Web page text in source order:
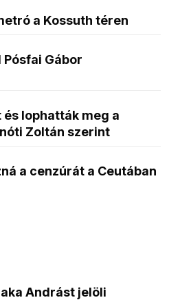
a Kossuth téren
Gábor
lophatták meg a
Zoltán szerint
a cenzúrát a Ceutában
Andrást jelöli